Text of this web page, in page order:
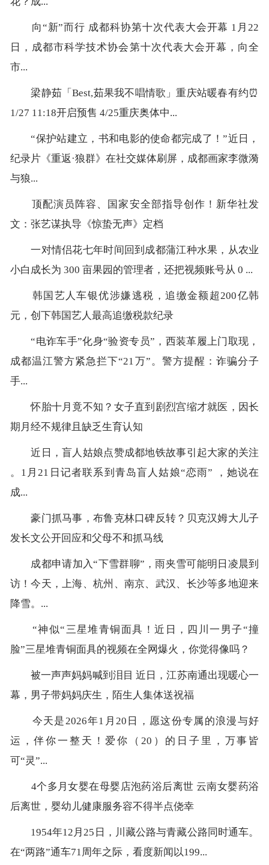
向“新”而行 成都科协第十次代表大会开幕 1月22
日，成都市科学技术协会第十次代表大会开幕，向全
市...
梁静茹「Best,茹果我不唱情歌」重庆站暖春有约⏰
1/27 11:18开启预售 4/25重庆奥体中...
“保护站建立，书和电影的使命都完成了！”近日，
纪录片《重返·狼群》在社交媒体刷屏，成都画家李微漪
与狼...
顶配演员阵容、国家安全部指导创作！新华社发
文：张艺谋执导《惊蛰无声》定档
一对情侣花七年时间回到成都蒲江种水果，从农业
小白成长为 300 亩果园的管理者，还把视频账号从 0 ...
韩国艺人车银优涉嫌逃税，追缴金额超200亿韩
元，创下韩国艺人最高追缴税款纪录
“电诈车手”化身“验资专员”，西装革履上门取现，
成都温江警方紧急拦下“21万”。警方提醒：诈骗分子
手...
怀胎十月竟不知？女子直到剧烈宫缩才就医，因长
期月经不规律且缺乏生育认知
近日，盲人姑娘点赞成都地铁故事引起大家的关注
。1月21日记者联系到青岛盲人姑娘“恋雨” ，她说在
成...
豪门抓马事，布鲁克林口碑反转？贝克汉姆大儿子
发长文公开回应和父母不和抓马线
成都申请加入“下雪群聊”，雨夹雪可能明日凌晨到
访！今天，上海、杭州、南京、武汉、长沙等多地迎来
降雪。...
“神似“三星堆青铜面具！近日，四川一男子“撞
脸”三星堆青铜面具的视频在全网爆火，你觉得像吗？
被一声声妈妈喊到泪目 近日，江苏南通出现暖心一
幕，男子带妈妈庆生，陌生人集体送祝福
今天是2026年1月20日，愿这份专属的浪漫与好
运，伴你一整天！爱你（20）的日子里，万事皆
可“灵”...
4个多月女婴在母婴店泡药浴后离世 云南女婴药浴
后离世，婴幼儿健康服务容不得半点侥幸
1954年12月25日，川藏公路与青藏公路同时通车。
在“两路”通车71周年之际，看度新闻以199...